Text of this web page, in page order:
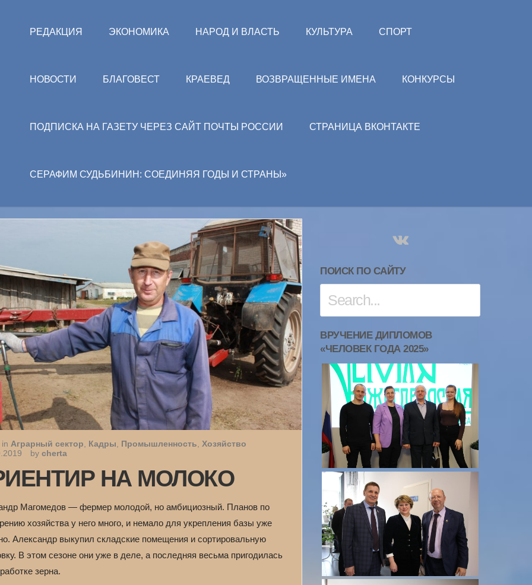
РЕДАКЦИЯ ЭКОНОМИКА НАРОД И ВЛАСТЬ КУЛЬТУРА СПОРТ
НОВОСТИ БЛАГОВЕСТ КРАЕВЕД ВОЗВРАЩЕННЫЕ ИМЕНА КОНКУРСЫ
ПОДПИСКА НА ГАЗЕТУ ЧЕРЕЗ САЙТ ПОЧТЫ РОССИИ СТРАНИЦА ВКОНТАКТЕ
СЕРАФИМ СУДЬБИНИН: СОЕДИНЯЯ ГОДЫ И СТРАНЫ»
Аграрный сектор Кадры Промышленность Хозяйство
by cherta
НА МОЛОКО
Магомедов — фермер молодой, но амбициозный. Планов по
хозяйства у него много, и немало для укрепления базы уже
Александр выкупил складские помещения и сортировальную
В этом сезоне они уже в деле, а последняя весьма пригодилась
зерна.
ПОИСК ПО САЙТУ
ВРУЧЕНИЕ ДИПЛОМОВ
«ЧЕЛОВЕК ГОДА 2025»